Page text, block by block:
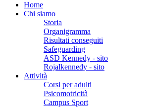
Home
Chi siamo
Storia
Organigramma
Risultati conseguiti
Safeguarding
ASD Kennedy - sito
Rojalkennedy - sito
Attività
Corsi per adulti
Psicomotricità
Campus Sport